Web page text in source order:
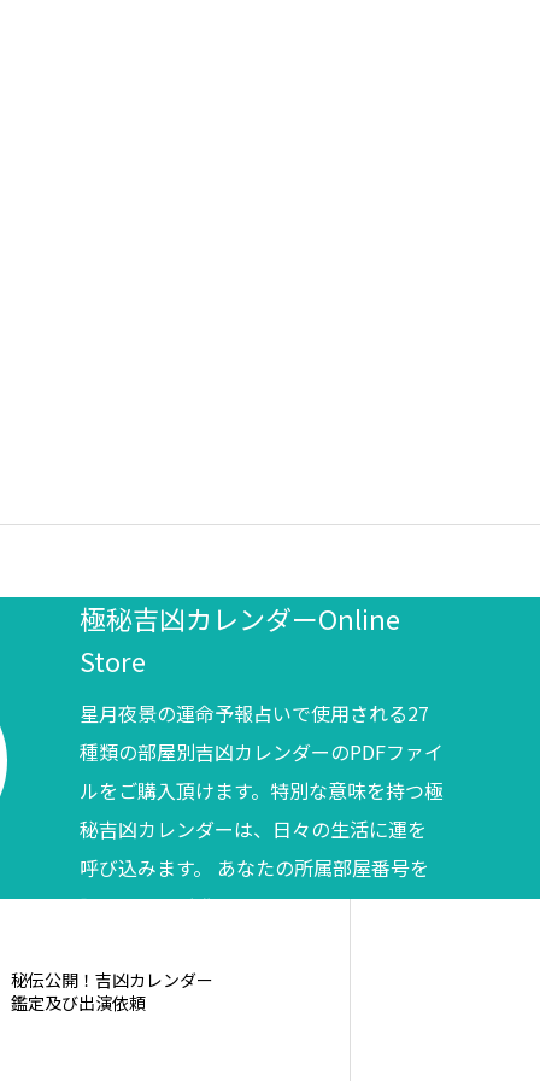
極秘吉凶カレンダーOnline
Store
星月夜景の運命予報占いで使用される27
種類の部屋別吉凶カレンダーのPDFファイ
ルをご購入頂けます。特別な意味を持つ極
秘吉凶カレンダーは、日々の生活に運を
呼び込みます。 あなたの所属部屋番号を
調べてからご購入ください。
秘伝公開！吉凶カレンダー
鑑定及び出演依頼